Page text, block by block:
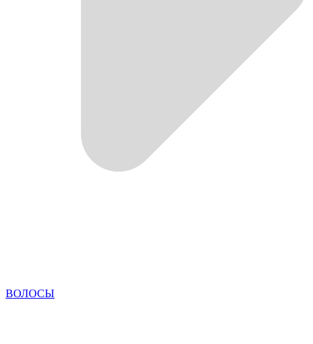
ВОЛОСЫ